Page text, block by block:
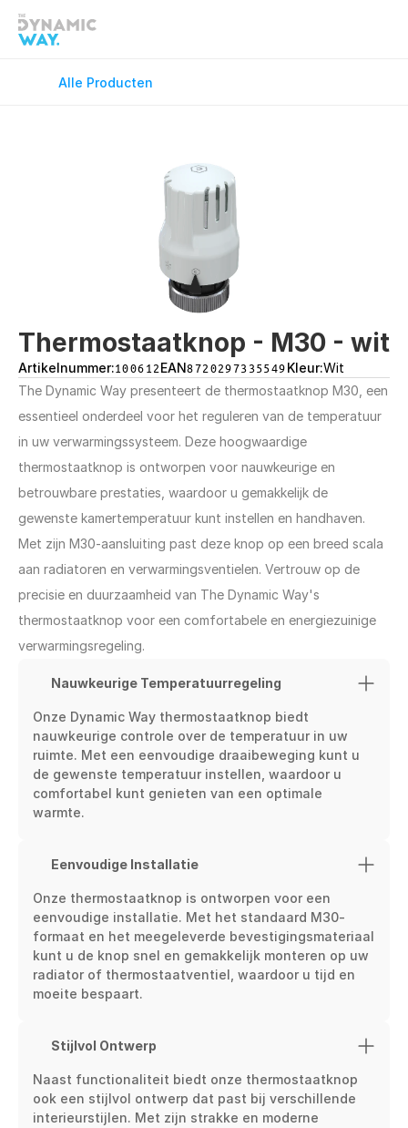
Keukenkranen
Vloerverwarming
Wastafelkranen
Alle Producten
Thermostaatknop - M30 - wit
Artikelnummer:100612EAN8720297335549Kleur:Wit
The Dynamic Way presenteert de thermostaatknop M30, een
essentieel onderdeel voor het reguleren van de temperatuur
in uw verwarmingssysteem. Deze hoogwaardige
thermostaatknop is ontworpen voor nauwkeurige en
betrouwbare prestaties, waardoor u gemakkelijk de
gewenste kamertemperatuur kunt instellen en handhaven.
Met zijn M30-aansluiting past deze knop op een breed scala
aan radiatoren en verwarmingsventielen. Vertrouw op de
precisie en duurzaamheid van The Dynamic Way's
thermostaatknop voor een comfortabele en energiezuinige
verwarmingsregeling.
Nauwkeurige Temperatuurregeling
Onze Dynamic Way thermostaatknop biedt
nauwkeurige controle over de temperatuur in uw
ruimte. Met een eenvoudige draaibeweging kunt u
de gewenste temperatuur instellen, waardoor u
comfortabel kunt genieten van een optimale
warmte.
Eenvoudige Installatie
Onze thermostaatknop is ontworpen voor een
eenvoudige installatie. Met het standaard M30-
formaat en het meegeleverde bevestigingsmateriaal
kunt u de knop snel en gemakkelijk monteren op uw
radiator of thermostaatventiel, waardoor u tijd en
moeite bespaart.
Stijlvol Ontwerp
Naast functionaliteit biedt onze thermostaatknop
ook een stijlvol ontwerp dat past bij verschillende
interieurstijlen. Met zijn strakke en moderne